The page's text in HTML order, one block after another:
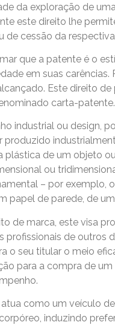
da exploração de
este direito lhe
de cessão da
que a patente é o
em suas
Este direito
carta-patente.
industrial ou design,
produzido
plástica de um objeto
ou
– por exemplo, o
papel de parede, de
de marca, este visa
profissionais de outros
o seu titular o meio
para a compra de
como um veículo
induzindo